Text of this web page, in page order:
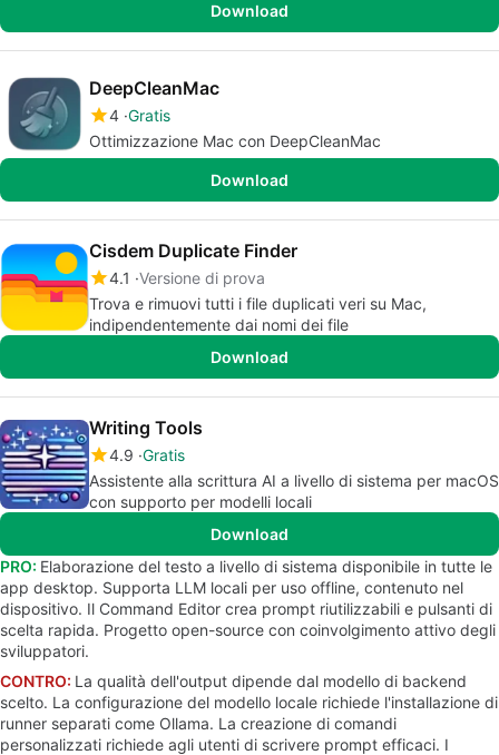
Download
DeepCleanMac
4 Gratis
Ottimizzazione Mac con DeepCleanMac
Download
Cisdem Duplicate Finder
4.1 Versione di prova
Trova e rimuovi tutti i file duplicati veri su Mac,
indipendentemente dai nomi dei file
Download
Writing Tools
4.9 Gratis
Assistente alla scrittura AI a livello di sistema per macOS
con supporto per modelli locali
Download
PRO: Elaborazione del testo a livello di sistema disponibile in tutte le
app desktop. Supporta LLM locali per uso offline, contenuto nel
dispositivo. Il Command Editor crea prompt riutilizzabili e pulsanti di
scelta rapida. Progetto open-source con coinvolgimento attivo degli
sviluppatori.
CONTRO: La qualità dell'output dipende dal modello di backend
scelto. La configurazione del modello locale richiede l'installazione di
runner separati come Ollama. La creazione di comandi
personalizzati richiede agli utenti di scrivere prompt efficaci. I